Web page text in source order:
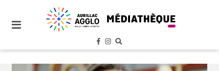
site
menu